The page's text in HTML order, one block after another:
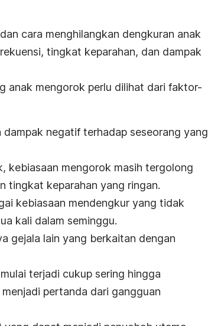
dan cara menghilangkan dengkuran anak
tingkat keparahan, dan dampak
anak mengorok perlu dilihat dari faktor-
negatif terhadap seseorang yang
kebiasaan mengorok masih tergolong
tingkat keparahan yang ringan.
kebiasaan mendengkur yang tidak
kali dalam seminggu.
gejala lain yang berkaitan dengan
terjadi cukup sering hingga
pertanda dari gangguan